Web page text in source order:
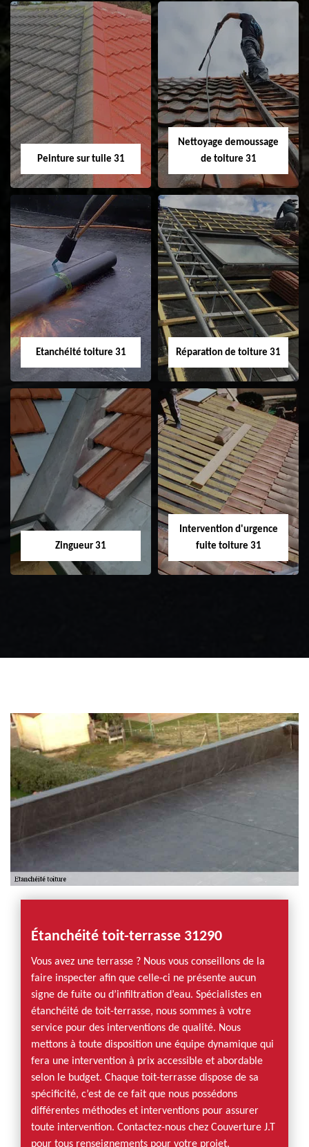
Nettoyage et
ravalement de
façade 31
Isolation toiture 31
Peinture sur tuile 31
Peinture sur tuile
31
Nettoyage demoussage
de toiture 31
Nettoyage
demoussage de
toiture 31
Etanchéité toiture 31
Etanchéité toiture
31
Réparation de toiture 31
Réparation de
toiture 31
Zingueur 31
Intervention d'urgence
fuite toiture 31
Étanchéité toit-terrasse 31290
Vous avez une terrasse ? Nous vous conseillons de la
faire inspecter afin que celle-ci ne présente aucun
signe de fuite ou d’infiltration d’eau. Spécialistes en
étanchéité de toit-terrasse, nous sommes à votre
service pour des interventions de qualité. Nous
mettons à toute disposition une équipe dynamique qui
fera une intervention à prix accessible et abordable
selon le budget. Chaque toit-terrasse dispose de sa
spécificité, c’est de ce fait que nous possédons
différentes méthodes et interventions pour assurer
toute intervention. Contactez-nous chez Couverture J.T
pour tous renseignements pour votre projet.